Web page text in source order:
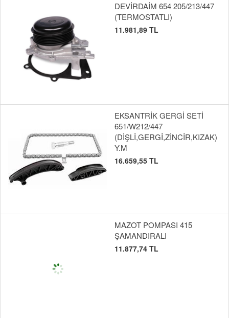
DEVİRDAİM 654 205/213/447
(TERMOSTATLI)
11.981,89 TL
EKSANTRİK GERGİ SETİ
651/W212/447
(DİŞLİ,GERGİ,ZİNCİR,KIZAK)
Y.M
16.659,55 TL
MAZOT POMPASI 415
ŞAMANDIRALI
11.877,74 TL